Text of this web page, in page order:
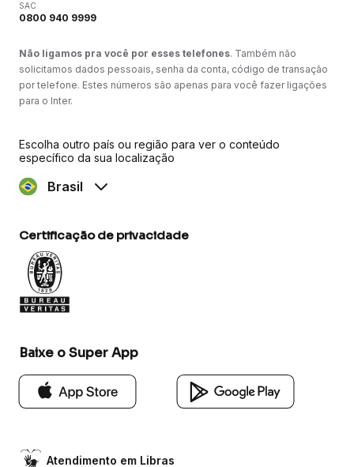
SAC
0800 940 9999
Não ligamos pra você por esses telefones. Também não
solicitamos dados pessoais, senha da conta, código de transação
por telefone. Estes números são apenas para você fazer ligações
para o Inter.
Escolha outro país ou região para ver o conteúdo
específico da sua localização
Brasil
Certificação de privacidade
Baixe o Super App
Atendimento em Libras